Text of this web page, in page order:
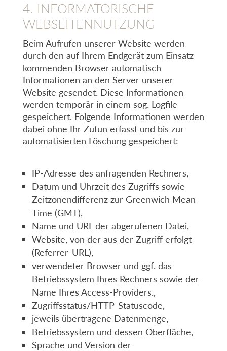
4. INFORMATORISCHE
WEBSEITENNUTZUNG
Beim Aufrufen unserer Website werden
durch den auf Ihrem Endgerät zum Einsatz
kommenden Browser automatisch
Informationen an den Server unserer
Website gesendet. Diese Informationen
werden temporär in einem sog. Logfile
gespeichert. Folgende Informationen werden
dabei ohne Ihr Zutun erfasst und bis zur
automatisierten Löschung gespeichert:
IP-Adresse des anfragenden Rechners,
Datum und Uhrzeit des Zugriffs sowie
Zeitzonendifferenz zur Greenwich Mean
Time (GMT),
Name und URL der abgerufenen Datei,
Website, von der aus der Zugriff erfolgt
(Referrer-URL),
verwendeter Browser und ggf. das
Betriebssystem Ihres Rechners sowie der
Name Ihres Access-Providers.,
Zugriffsstatus/HTTP-Statuscode,
jeweils übertragene Datenmenge,
Betriebssystem und dessen Oberfläche,
Sprache und Version der